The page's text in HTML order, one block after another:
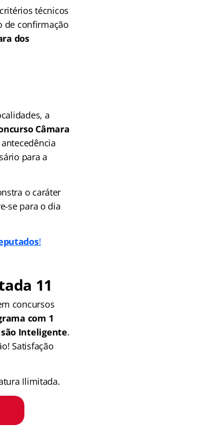
técnicos
de confirmação
dos
a
Câmara
para a
o caráter
se para o dia
!
11
concursos
com 1
Inteligente.
Satisfação
Ilimitada.